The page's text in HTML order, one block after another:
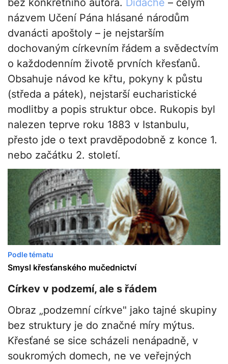
názvem Učení Pána hlásané národům
dvanácti apoštoly – je nejstarším
dochovaným církevním řádem a svědectvím
o každodenním životě prvních křesťanů.
Obsahuje návod ke křtu, pokyny k půstu
(středa a pátek), nejstarší eucharistické
modlitby a popis struktur obce. Rukopis byl
nalezen teprve roku 1883 v Istanbulu,
přesto jde o text pravděpodobně z konce 1.
nebo začátku 2. století.
Podle tématu
Smysl křesťanského mučednictví
Církev v podzemí, ale s řádem
Obraz „podzemní církve" jako tajné skupiny
bez struktury je do značné míry mýtus.
Křesťané se sice scházeli nenápadně, v
soukromých domech, ne ve veřejných